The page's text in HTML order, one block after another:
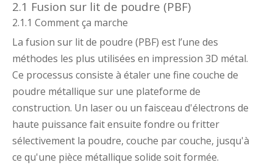
2.1 Fusion sur lit de poudre (PBF)
2.1.1 Comment ça marche
La fusion sur lit de poudre (PBF) est l’une des
méthodes les plus utilisées en impression 3D métal.
Ce processus consiste à étaler une fine couche de
poudre métallique sur une plateforme de
construction. Un laser ou un faisceau d'électrons de
haute puissance fait ensuite fondre ou fritter
sélectivement la poudre, couche par couche, jusqu'à
ce qu'une pièce métallique solide soit formée.